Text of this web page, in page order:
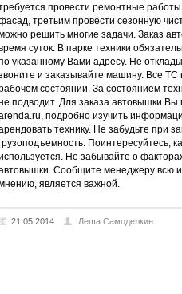
провести ремонтные
третьим провести сезонную
решить многие задачи. Заказ
суток. В парке техники
указанному Вами адресу. Не
и заказывайте машину. Все
состоянии. За состоянием
подводит. Для заказа автовышки
подробно изучить
технику. Не забудьте при
Поинтересуйтесь,
Не забывайте о
Сообщите менеджеру всю
является важной.
21.05.2014 Леша Самоделкин